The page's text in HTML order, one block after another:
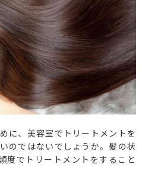
に、美容室でトリートメントを
のではないでしょうか。髪の状
度でトリートメントをすること